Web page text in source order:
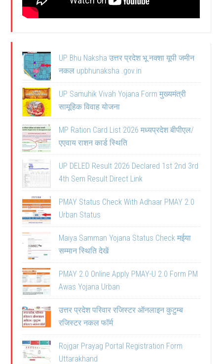
UP Bhu Naksha उत्तर प्रदेश भू नक्शा यूपी जमीन
नकल upbhunaksha .gov.in
UP Samuhik Vivah Yojana Form मुख्यमंत्री
सामूहिक विवाह योजना
MP Ration Card List 2026 मध्यप्रदेश बीपीएल/
एएवाय राशन कार्ड स्थिति
UP DELED Result 2026 Declared 1st 2nd 3rd
4th Sem Result Direct Link
PMAY Status Check With Adhaar PMAY 2.0
Urban Status
Maiya Samman Yojana Status Check मईया
सम्मान स्थिति देखें
PMAY 2.0 Online Apply PMAY-U 2.0 Form PM
Awas Yojana Urban
उत्तर प्रदेश परिवार रजिस्टर ऑनलाइन कुटुम्ब
रजिस्टर नकल फॉर्म
Rojgar Prayag Portal Registration Form
Uttarakhand